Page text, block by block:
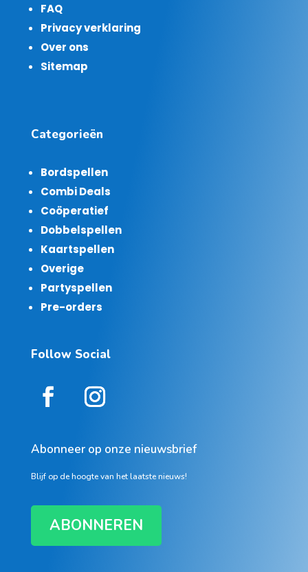
FAQ
Privacy verklaring
Over ons
Sitemap
Categorieën
Bordspellen
Combi Deals
Coöperatief
Dobbelspellen
Kaartspellen
Overige
Partyspellen
Pre-orders
Follow Social
Abonneer op onze nieuwsbrief
Blijf op de hoogte van het laatste nieuws!
ABONNEREN